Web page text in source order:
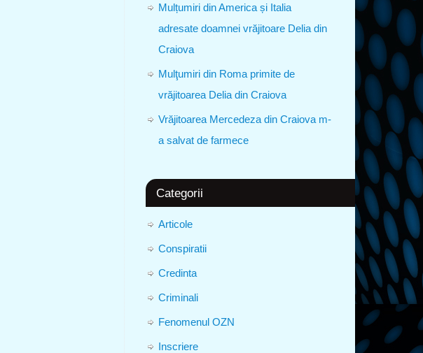
Mulțumiri din America și Italia
adresate doamnei vrăjitoare Delia din
Craiova
Mulţumiri din Roma primite de
vrăjitoarea Delia din Craiova
Vrăjitoarea Mercedeza din Craiova m-
a salvat de farmece
Categorii
Articole
Conspiratii
Credinta
Criminali
Fenomenul OZN
Inscriere